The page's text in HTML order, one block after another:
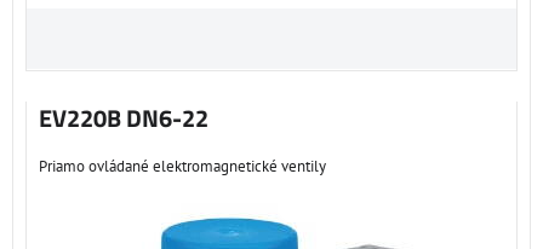
EV220B DN6-22
Priamo ovládané elektromagnetické ventily